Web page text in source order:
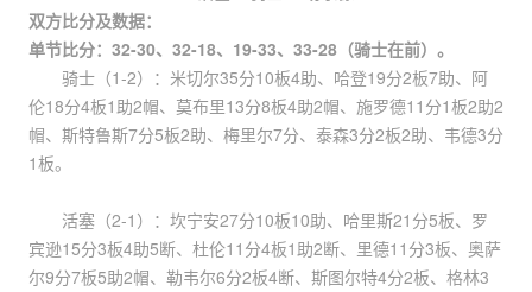
双方比分及数据：
单节比分：32-30、32-18、19-33、33-28（骑士在前）。
骑士（1-2）：米切尔35分10板4助、哈登19分2板7助、阿
伦18分4板1助2帽、莫布里13分8板4助2帽、施罗德11分1板2助2
帽、斯特鲁斯7分5板2助、梅里尔7分、泰森3分2板2助、韦德3分
1板。
活塞（2-1）：坎宁安27分10板10助、哈里斯21分5板、罗
宾逊15分3板4助5断、杜伦11分4板1助2断、里德11分3板、奥萨
尔9分7板5助2帽、勒韦尔6分2板4断、斯图尔特4分2板、格林3